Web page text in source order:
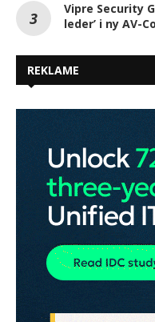
Vipre Security
leder’ i ny AV-
REKLAME